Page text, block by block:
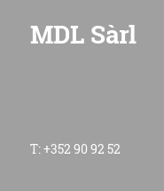
MDL Sàrl
T: +352 90 92 52